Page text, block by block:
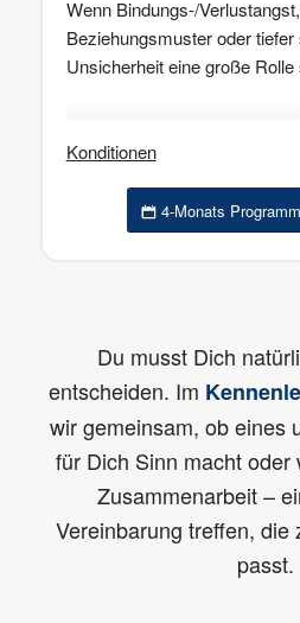
Wenn Bindungs-/
Beziehungsmuster oder tiefer
Unsicherheit eine große Rolle
und/oder vor Ort nach
Support zwischen den
4 Monate · 5.400 €
Konditionen
4-Monats
Du musst Dich
entscheiden. Im
wir gemeinsam, ob eines
für Dich Sinn macht oder
Zusammenarbeit –
Vereinbarung treffen, die
passt.